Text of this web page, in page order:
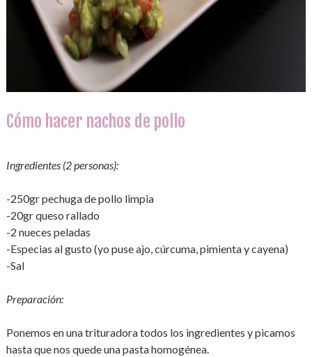
Cómo hacer nachos de pollo
Ingredientes (2 personas):
-250gr pechuga de pollo limpia
-20gr queso rallado
-2 nueces peladas
-Especias al gusto (yo puse ajo, cúrcuma, pimienta y cayena)
-Sal
Preparación:
Ponemos en una trituradora todos los ingredientes y picamos
hasta que nos quede una pasta homogénea.